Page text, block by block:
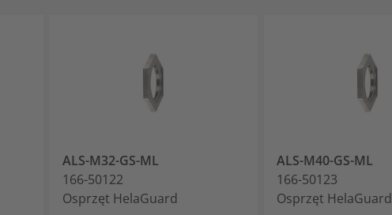
ALS-M32-GS-ML
166-50122
Osprzęt HelaGuard
ALS-M40-GS-ML
166-50123
Osprzęt HelaGuard